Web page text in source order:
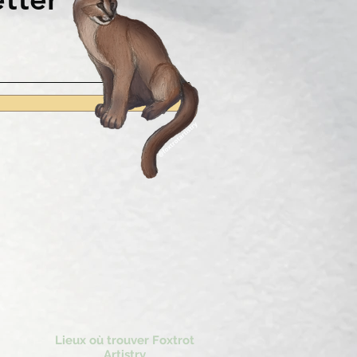
Lieux où trouver Foxtrot